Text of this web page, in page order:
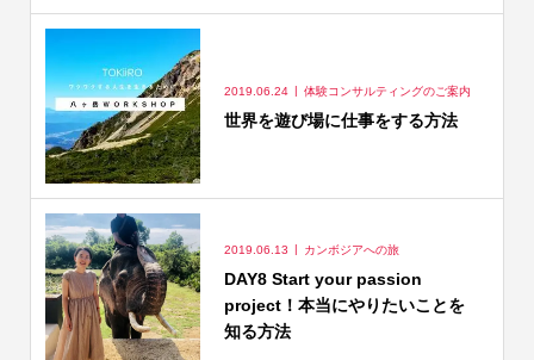
2019.06.24 体験コンサルティングのご案内
世界を遊び場に仕事をする方法
2019.06.13 カンボジアへの旅
DAY8 Start your passion
project！本当にやりたいことを
知る方法